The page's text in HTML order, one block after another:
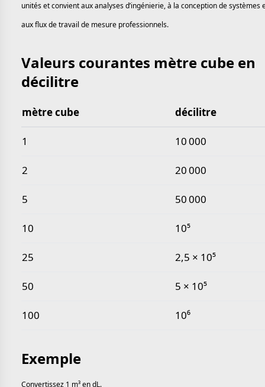
unités et convient aux analyses d’ingénierie, à la conception de systèmes
aux flux de travail de mesure professionnels.
Valeurs courantes mètre cube en
décilitre
Valeurs courantes mètre cube en décilitre
mètre cube décilitre
1 10 000
2 20 000
5 50 000
10 10⁵
25 2,5 × 10⁵
50 5 × 10⁵
100 10⁶
Exemple
Convertissez 1 m³ en dL.